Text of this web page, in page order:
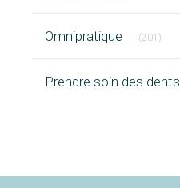
Omnipratique (201)
Prendre soin des dents